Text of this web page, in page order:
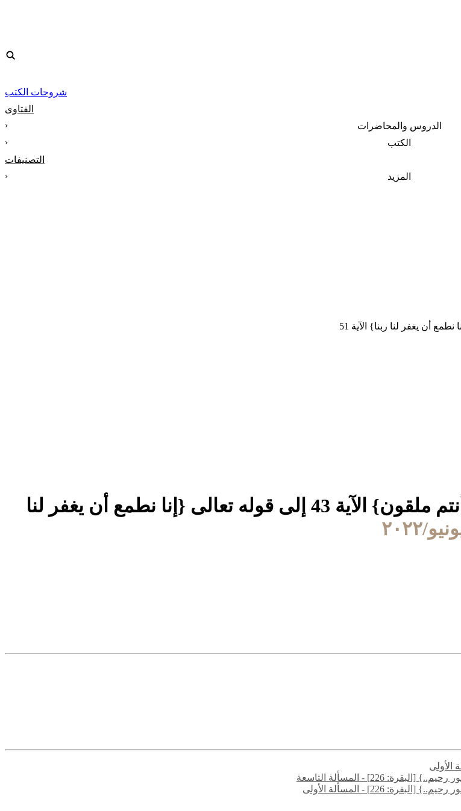
شروحات الكتب
الفتاوى
الدروس والمحاضرات
‹
الكتب
‹
التصنيفات
المزيد
‹
(5) من قوله تعالى {قال لهم موسى ألقوا ما أنتم ملقون} الآية 43 إلى قوله تعالى {إنا نطمع أن يغفر لنا